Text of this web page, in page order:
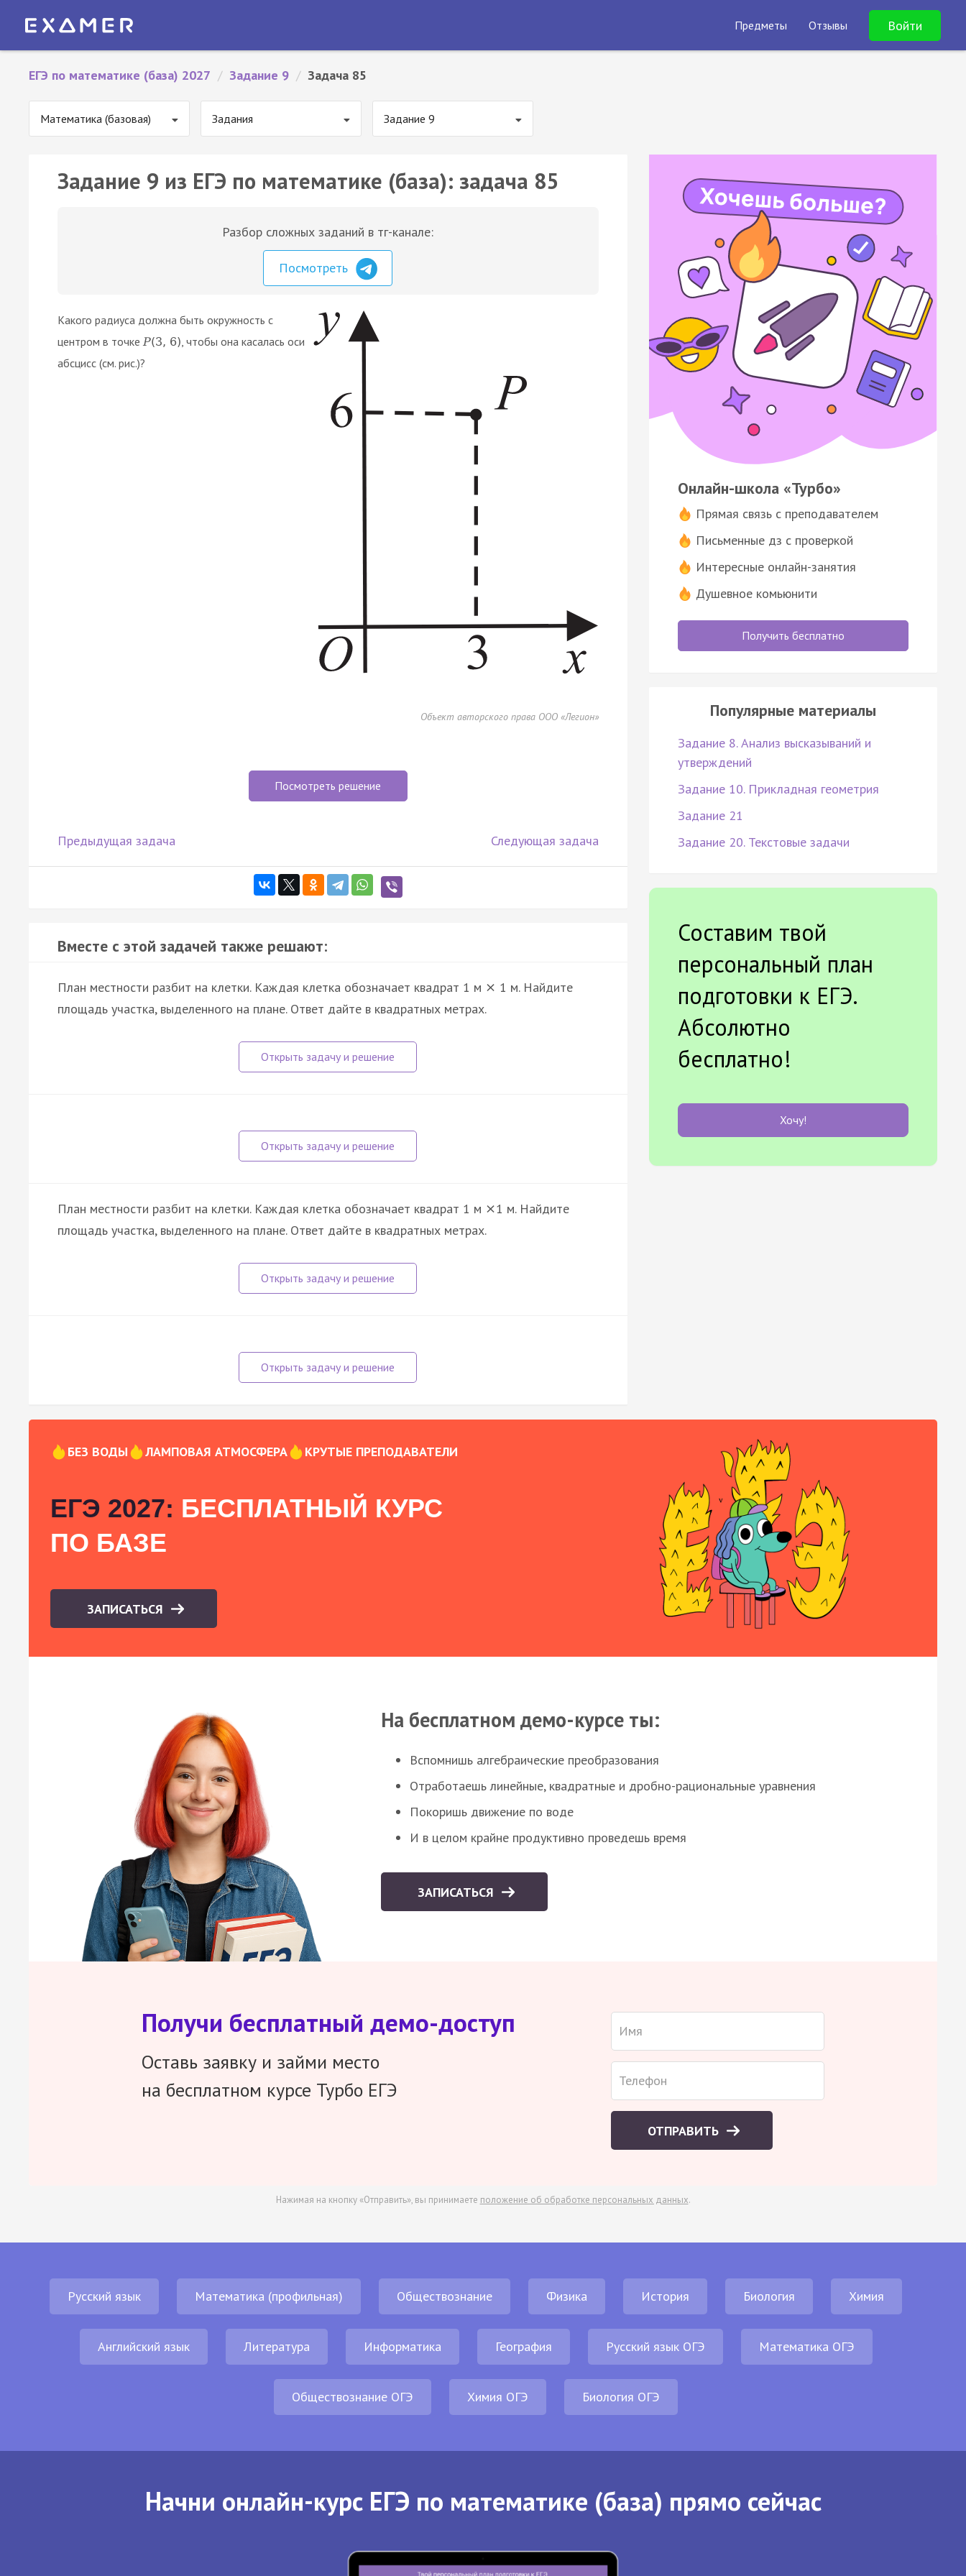
Предметы Отзывы Войти
ЕГЭ по математике (база) 2027 / Задание 9 / Задача 85
Математика (базовая) Задания Задание 9
Задание 9 из ЕГЭ по математике (база): задача 85
Разбор сложных заданий в тг-канале:
Посмотреть
Какого радиуса должна быть окружность с
центром в точке P(3, 6) , чтобы она касалась оси
абсцисс (см. рис.)?
Объект авторского права ООО «Легион»
Посмотреть решение
Предыдущая задача Следующая задача
Вместе с этой задачей также решают:
План местности разбит на клетки. Каждая клетка обозначает квадрат 1 м × 1 м. Найдите
площадь участка, выделенного на плане. Ответ дайте в квадратных метрах.
План местности разбит на клетки. Каждая клетка обозначает квадрат 1 м ×1 м. Найдите
площадь участка, выделенного на плане. Ответ дайте в квадратных метрах.
Онлайн-школа «Турбо»
Прямая связь с преподавателем
Письменные дз с проверкой
Интересные онлайн-занятия
Душевное комьюнити
Получить бесплатно
Популярные материалы
Задание 8. Анализ высказываний и
утверждений
Задание 10. Прикладная геометрия
Задание 21
Задание 20. Текстовые задачи
Составим твой
персональный план
подготовки к ЕГЭ.
Абсолютно
бесплатно!
Хочу!
БЕЗ ВОДЫ ЛАМПОВАЯ АТМОСФЕРА КРУТЫЕ ПРЕПОДАВАТЕЛИ
ЕГЭ 2027: БЕСПЛАТНЫЙ КУРС
ПО БАЗЕ
ЗАПИСАТЬСЯ
На бесплатном демо-курсе ты:
Вспомнишь алгебраические преобразования
Отработаешь линейные, квадратные и дробно-рациональные уравнения
Покоришь движение по воде
И в целом крайне продуктивно проведешь время
ЗАПИСАТЬСЯ
Получи бесплатный демо-доступ
Оставь заявку и займи место
на бесплатном курсе Турбо ЕГЭ
ОТПРАВИТЬ
Нажимая на кнопку «Отправить», вы принимаете положение об обработке персональных данных.
Русский язык Математика (профильная) Обществознание Физика История Биология Химия
Английский язык Литература Информатика География Русский язык ОГЭ Математика ОГЭ
Обществознание ОГЭ Химия ОГЭ Биология ОГЭ
Начни онлайн-курс ЕГЭ по математике (база) прямо сейчас